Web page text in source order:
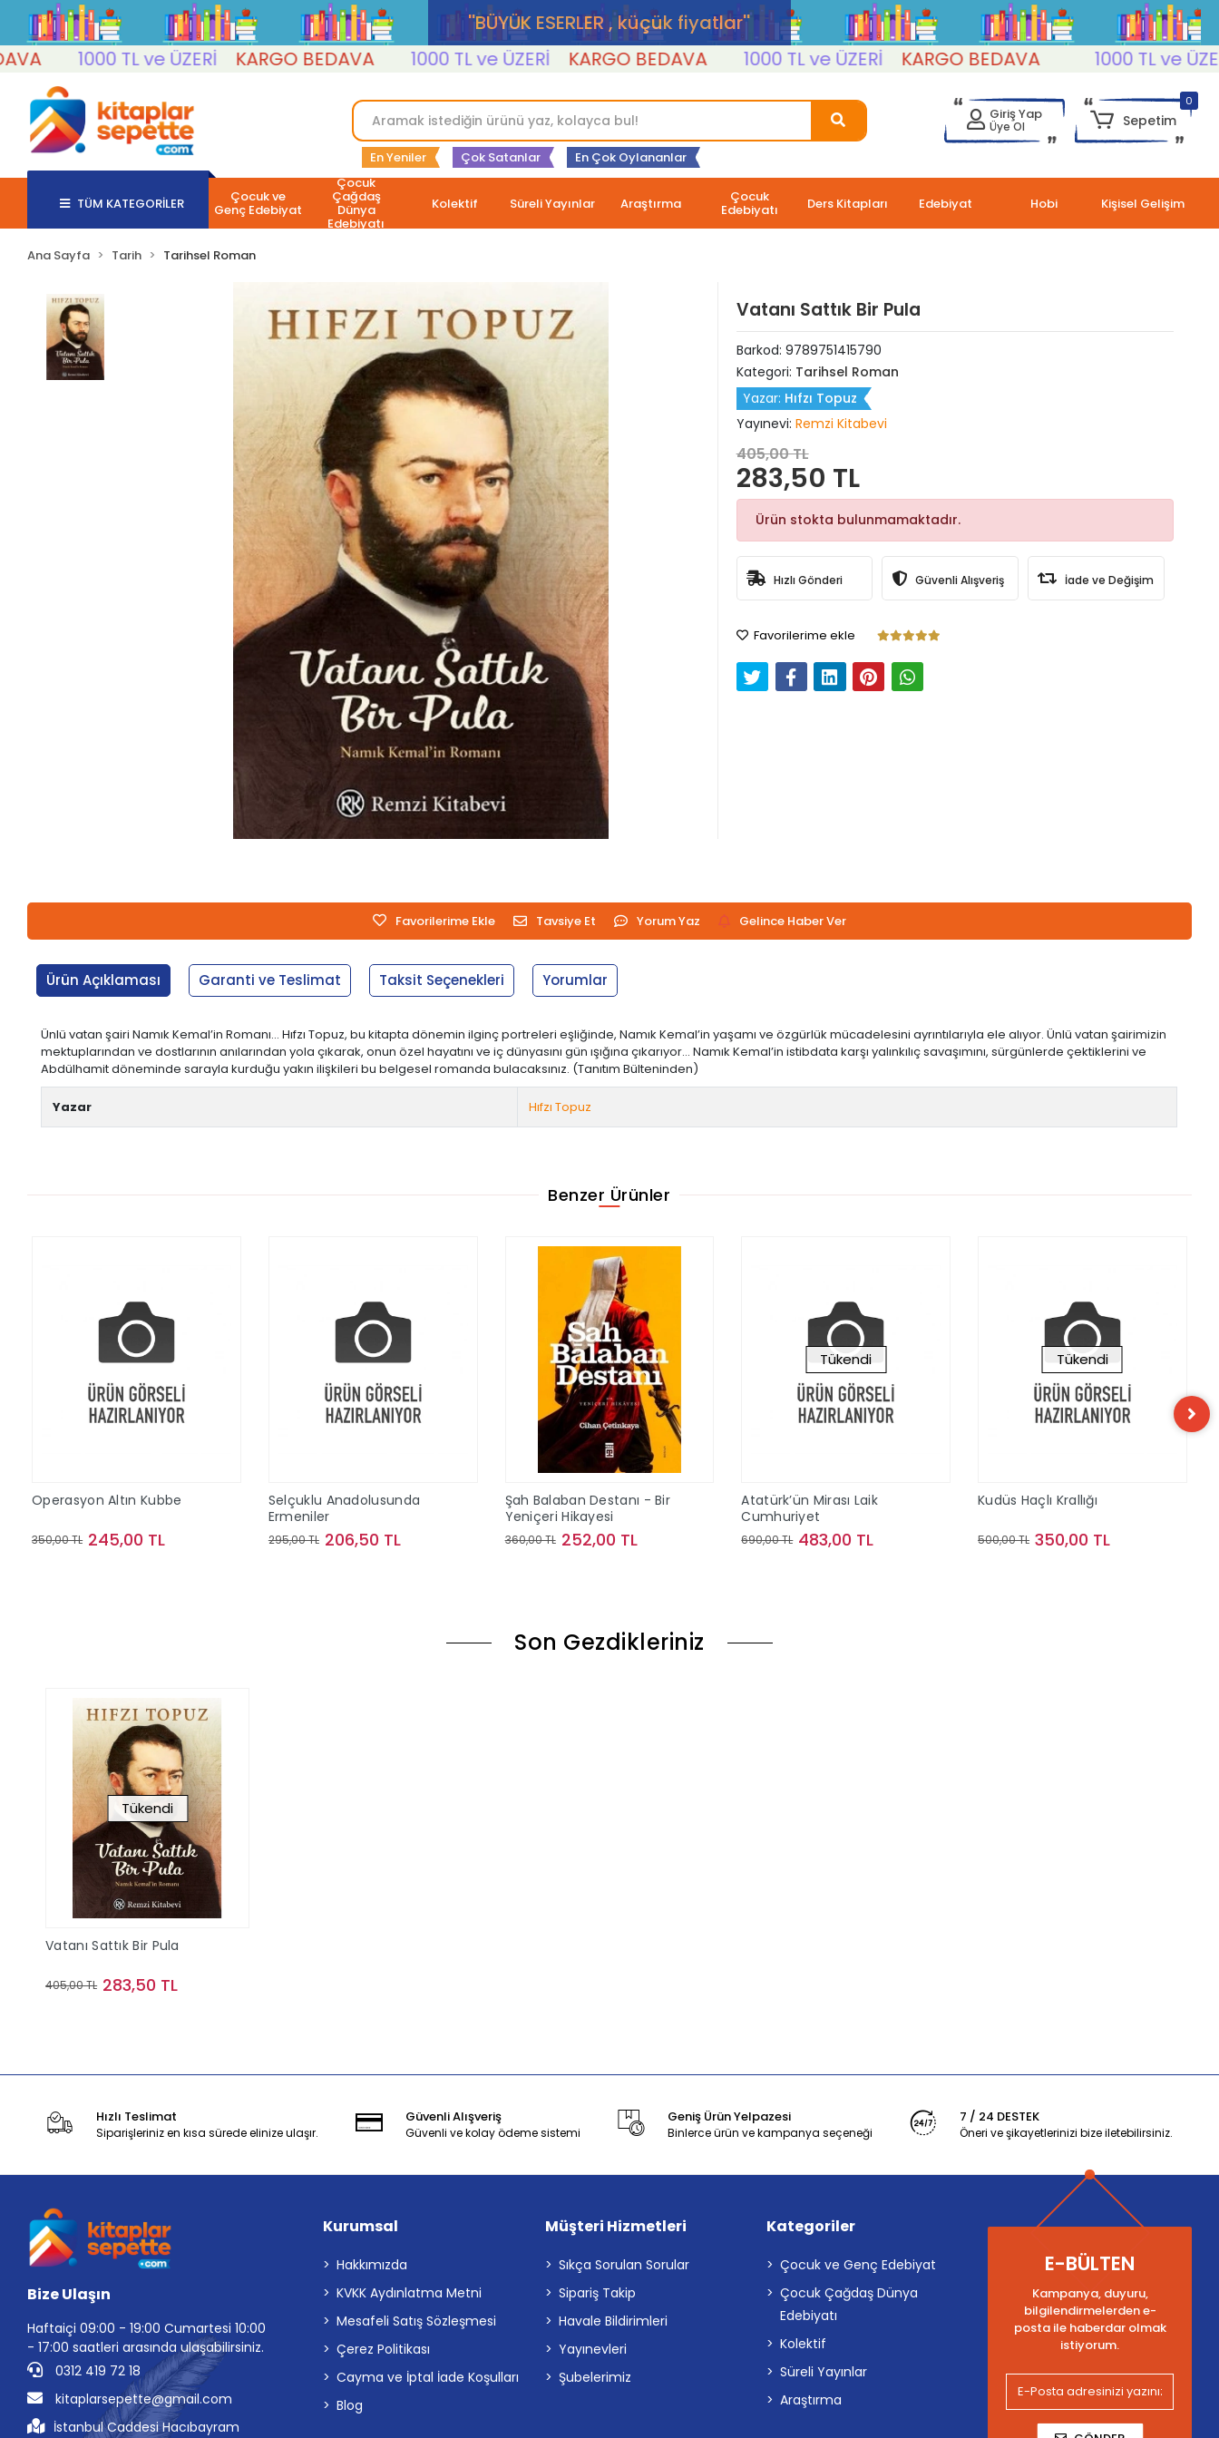
''BÜYÜK ESERLER , küçük fiyatlar''
1000 TL ve ÜZERİ
KARGO BEDAVA 1000 TL ve ÜZERİ KARGO BEDAVA 1000 TL ve ÜZERİ KARGO BEDAVA 1000 TL ve ÜZERİ
En Yeniler Çok Satanlar En Çok Oylananlar
Giriş Yap
Üye Ol
0
Sepetim
TÜM KATEGORİLER Çocuk ve
Genç Edebiyat
Çocuk
Çağdaş
Dünya
Edebiyatı
Kolektif Süreli Yayınlar Araştırma Çocuk
Edebiyatı Ders Kitapları Edebiyat Hobi Kişisel Gelişim
Ana Sayfa Tarih Tarihsel Roman
Vatanı Sattık Bir Pula
Barkod: 9789751415790
Kategori: Tarihsel Roman
Yazar: Hıfzı Topuz
Yayınevi: Remzi Kitabevi
405,00 TL
283,50 TL
Ürün stokta bulunmamaktadır.
Hızlı Gönderi Güvenli Alışveriş İade ve Değişim
Favorilerime ekle
Favorilerime Ekle Tavsiye Et Yorum Yaz Gelince Haber Ver
Ürün Açıklaması Garanti ve Teslimat Taksit Seçenekleri Yorumlar
Ünlü vatan şairi Namık Kemal’in Romanı… Hıfzı Topuz, bu kitapta dönemin ilginç portreleri eşliğinde, Namık Kemal’in yaşamı ve özgürlük mücadelesini ayrıntılarıyla ele alıyor. Ünlü vatan şairimizin
mektuplarından ve dostlarının anılarından yola çıkarak, onun özel hayatını ve iç dünyasını gün ışığına çıkarıyor... Namık Kemal’in istibdata karşı yalınkılıç savaşımını, sürgünlerde çektiklerini ve
Abdülhamit döneminde sarayla kurduğu yakın ilişkileri bu belgesel romanda bulacaksınız. (Tanıtım Bülteninden)
Yazar Hıfzı Topuz
Benzer Ürünler
Operasyon Altın Kubbe
350,00 TL 245,00 TL
Selçuklu Anadolusunda
Ermeniler
295,00 TL 206,50 TL
Şah Balaban Destanı - Bir
Yeniçeri Hikayesi
360,00 TL 252,00 TL
Tükendi
Atatürk’ün Mirası Laik
Cumhuriyet
690,00 TL 483,00 TL
Tükendi
Kudüs Haçlı Krallığı
500,00 TL 350,00 TL
Son Gezdikleriniz
Tükendi
Vatanı Sattık Bir Pula
405,00 TL 283,50 TL
Hızlı Teslimat
Siparişleriniz en kısa sürede elinize ulaşır.
Güvenli Alışveriş
Güvenli ve kolay ödeme sistemi
Geniş Ürün Yelpazesi
Binlerce ürün ve kampanya seçeneği
7 / 24 DESTEK
Öneri ve şikayetlerinizi bize iletebilirsiniz.
Bize Ulaşın
Haftaiçi 09:00 - 19:00 Cumartesi 10:00
- 17:00 saatleri arasında ulaşabilirsiniz.
0312 419 72 18
kitaplarsepette@gmail.com
İstanbul Caddesi Hacıbayram
Kurumsal
Hakkımızda
KVKK Aydınlatma Metni
Mesafeli Satış Sözleşmesi
Çerez Politikası
Cayma ve İptal İade Koşulları
Blog
Müşteri Hizmetleri
Sıkça Sorulan Sorular
Sipariş Takip
Havale Bildirimleri
Yayınevleri
Şubelerimiz
Kategoriler
Çocuk ve Genç Edebiyat
Çocuk Çağdaş Dünya
Edebiyatı
Kolektif
Süreli Yayınlar
Araştırma
E-BÜLTEN
Kampanya, duyuru,
bilgilendirmelerden e-
posta ile haberdar olmak
istiyorum.